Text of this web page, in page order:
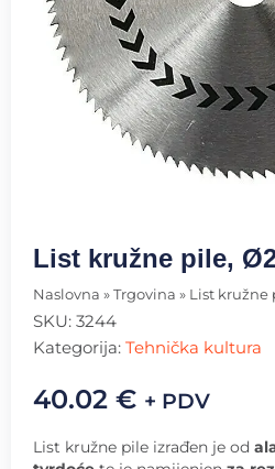
List kružne pile,
Naslovna » Trgovina » List kružne
SKU: 3244
Kategorija: Tehnička kultura
40.02 € + PDV
List kružne pile izrađen je od